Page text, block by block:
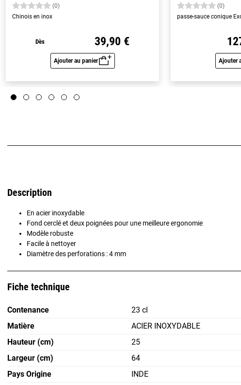
(0)
Chinois en inox
Dès 39,90 €
Ajouter au panier
Aperçu rapide
(0)
passe-sauce conique
Ajouter
Description
En acier inoxydable
Fond cerclé et deux poignées pour une meilleure ergonomie
Modèle robuste
Facile à nettoyer
Diamètre des perforations : 4 mm
Fiche technique
Contenance
23 cl
Matière
ACIER INOXYDABLE
Hauteur (cm)
25
Largeur (cm)
64
Pays Origine
INDE